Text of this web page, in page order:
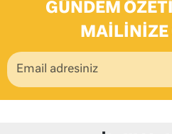
GÜNDEM
MAILINIZE